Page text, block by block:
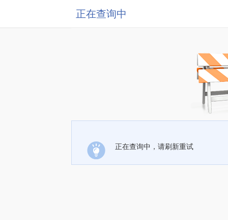
正在查询中
正在查询中，请刷新重试